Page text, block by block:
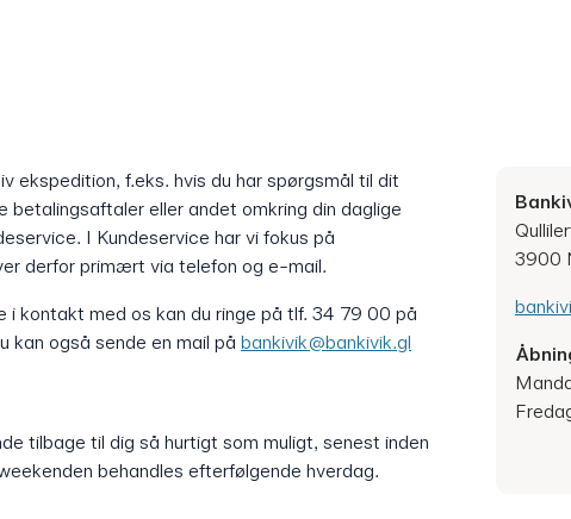
ekspedition, f.eks. hvis du har spørgsmål til dit
betalingsaftaler eller andet omkring din daglige
I Kundeservice har vi fokus på
derfor primært via telefon og e-mail.
i kontakt med os kan du ringe på tlf. 34 79 00 på
kan også sende en mail på bankivik@bankivik.gl
tilbage til dig så hurtigt som muligt, senest inden
behandles efterfølgende hverdag.
3900